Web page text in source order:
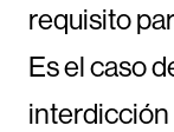
requisito
Es el caso
interdicción